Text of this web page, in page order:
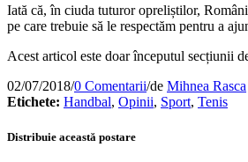
Iată că, în ciuda tuturor opreliștilor,
pe care trebuie să le respectăm pentru a
Acest articol este doar începutul secțiunii
02/07/2018/0 Comentarii/de Mihnea Rasca
Etichete: Handbal, Opinii, Sport, Tenis
Distribuie această postare